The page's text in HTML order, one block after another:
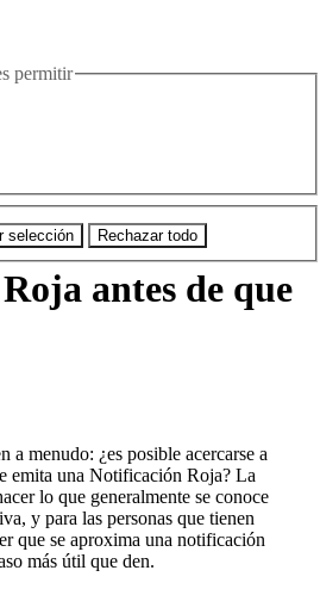
permitir
selección Rechazar todo
a INTERPOL: Adelantarse a una
de que llegue
a
a una
antes de que
a menudo: ¿es posible acercarse a
emita una Notificación Roja? La
lo que generalmente se conoce
y para las personas que tienen
que se aproxima una notificación
más útil que den.